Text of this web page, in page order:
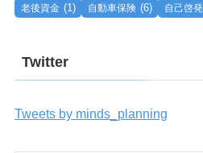
老後資金 (1) 自動車保険 (6) 自己啓発
Twitter
Tweets by minds_planning